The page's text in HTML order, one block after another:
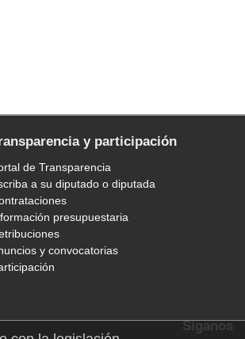
y participación
de Transparencia
a su diputado o diputada
presupuestaria
y convocatorias
Síganos